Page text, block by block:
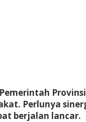
Perlunya
berjalan lancar.